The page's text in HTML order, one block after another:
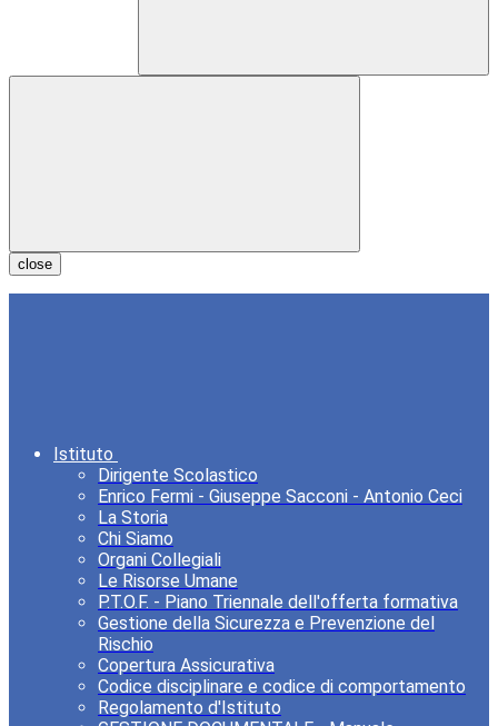
close
Istituto
Dirigente Scolastico
Enrico Fermi - Giuseppe Sacconi - Antonio Ceci
La Storia
Chi Siamo
Organi Collegiali
Le Risorse Umane
P.T.O.F. - Piano Triennale dell'offerta formativa
Gestione della Sicurezza e Prevenzione del
Rischio
Copertura Assicurativa
Codice disciplinare e codice di comportamento
Regolamento d'Istituto